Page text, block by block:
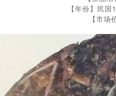
【年份】民
【市